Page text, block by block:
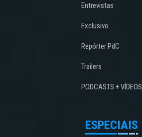
Entrevistas
Exclusivo
Repórter PdC
Trailers
PODCASTS + VÍDEOS
ESPECIAIS